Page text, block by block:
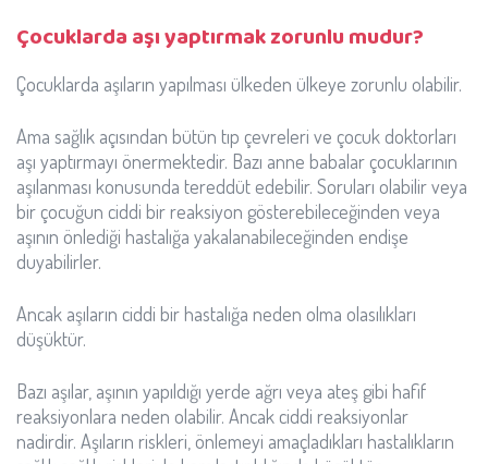
Çocuklarda aşı yaptırmak zorunlu mudur?
Çocuklarda aşıların yapılması ülkeden ülkeye zorunlu olabilir.
Ama sağlık açısından bütün tıp çevreleri ve çocuk doktorları
aşı yaptırmayı önermektedir. Bazı anne babalar çocuklarının
aşılanması konusunda tereddüt edebilir. Soruları olabilir veya
bir çocuğun ciddi bir reaksiyon gösterebileceğinden veya
aşının önlediği hastalığa yakalanabileceğinden endişe
duyabilirler.
Ancak aşıların ciddi bir hastalığa neden olma olasılıkları
düşüktür.
Bazı aşılar, aşının yapıldığı yerde ağrı veya ateş gibi hafif
reaksiyonlara neden olabilir. Ancak ciddi reaksiyonlar
nadirdir. Aşıların riskleri, önlemeyi amaçladıkları hastalıkların